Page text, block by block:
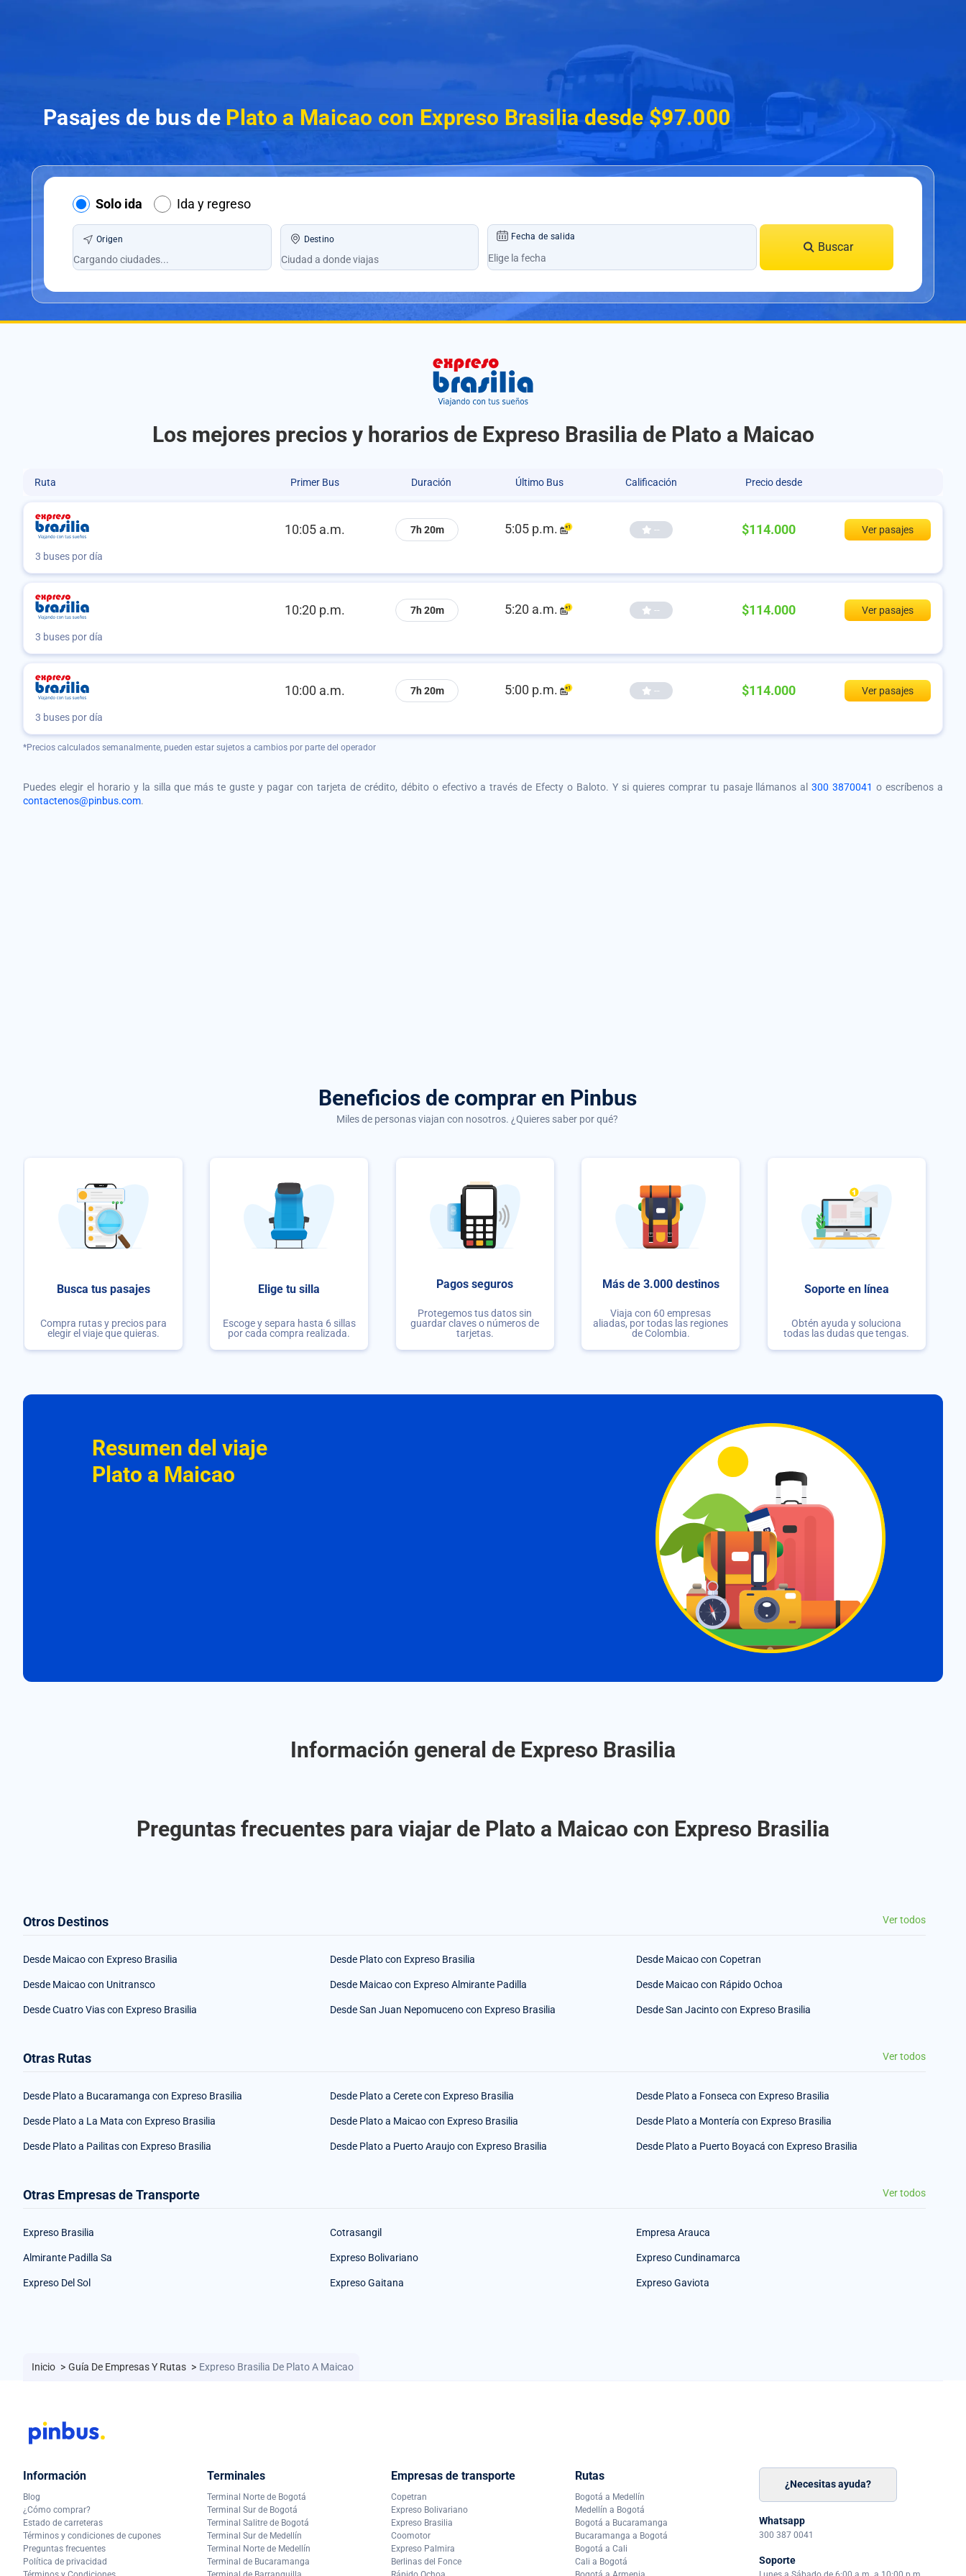
Pasajes de bus de Plato a Maicao con Expreso Brasilia desde $97.000
Solo ida Ida y regreso
Origen Destino Fecha de salida
Buscar
Los mejores precios y horarios de Expreso Brasilia de Plato a Maicao
Ruta Primer Bus Duración Último Bus Calificación Precio desde
10:05 a.m. 7h 20m 5:05 p.m. -- $114.000 Ver pasajes
3 buses por día
10:20 p.m. 7h 20m 5:20 a.m. -- $114.000 Ver pasajes
3 buses por día
10:00 a.m. 7h 20m 5:00 p.m. -- $114.000 Ver pasajes
3 buses por día
*Precios calculados semanalmente, pueden estar sujetos a cambios por parte del operador
Puedes elegir el horario y la silla que más te guste y pagar con tarjeta de crédito, débito o efectivo a través de Efecty o Baloto. Y si quieres comprar tu pasaje llámanos al300 3870041 o escríbenos a
contactenos@pinbus.com.
Beneficios de comprar en Pinbus
Miles de personas viajan con nosotros. ¿Quieres saber por qué?
Busca tus pasajes
Compra rutas y precios para
elegir el viaje que quieras.
Elige tu silla
Escoge y separa hasta 6 sillas
por cada compra realizada.
Pagos seguros
Protegemos tus datos sin
guardar claves o números de
tarjetas.
Más de 3.000 destinos
Viaja con 60 empresas
aliadas, por todas las regiones
de Colombia.
Soporte en línea
Obtén ayuda y soluciona
todas las dudas que tengas.
Resumen del viaje
Plato a Maicao
Información general de Expreso Brasilia
Preguntas frecuentes para viajar de Plato a Maicao con Expreso Brasilia
Otros Destinos Ver todos
Desde Maicao con Expreso Brasilia Desde Plato con Expreso Brasilia Desde Maicao con Copetran
Desde Maicao con Unitransco Desde Maicao con Expreso Almirante Padilla Desde Maicao con Rápido Ochoa
Desde Cuatro Vias con Expreso Brasilia Desde San Juan Nepomuceno con Expreso Brasilia Desde San Jacinto con Expreso Brasilia
Otras Rutas Ver todos
Desde Plato a Bucaramanga con Expreso Brasilia Desde Plato a Cerete con Expreso Brasilia Desde Plato a Fonseca con Expreso Brasilia
Desde Plato a La Mata con Expreso Brasilia Desde Plato a Maicao con Expreso Brasilia Desde Plato a Montería con Expreso Brasilia
Desde Plato a Pailitas con Expreso Brasilia Desde Plato a Puerto Araujo con Expreso Brasilia Desde Plato a Puerto Boyacá con Expreso Brasilia
Otras Empresas de Transporte Ver todos
Expreso Brasilia Cotrasangil Empresa Arauca
Almirante Padilla Sa Expreso Bolivariano Expreso Cundinamarca
Expreso Del Sol Expreso Gaitana Expreso Gaviota
Inicio > Guía De Empresas Y Rutas > Expreso Brasilia De Plato A Maicao
Información
Blog
¿Cómo comprar?
Estado de carreteras
Términos y condiciones de cupones
Preguntas frecuentes
Política de privacidad
Terminales
Terminal Norte de Bogotá
Terminal Sur de Bogotá
Terminal Salitre de Bogotá
Terminal Sur de Medellín
Terminal Norte de Medellín
Terminal de Bucaramanga
Empresas de transporte
Copetran
Expreso Bolivariano
Expreso Brasilia
Coomotor
Expreso Palmira
Berlinas del Fonce
Rutas
Bogotá a Medellín
Medellín a Bogotá
Bogotá a Bucaramanga
Bucaramanga a Bogotá
Bogotá a Cali
Cali a Bogotá
¿Necesitas ayuda?
Whatsapp
300 387 0041
Soporte